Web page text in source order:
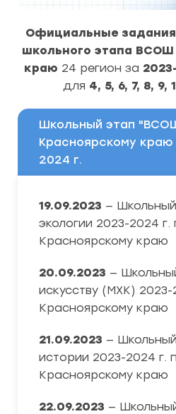
Официальные
школьного этапа ВСОШ
краю 24 регион за
для 4, 5, 6, 7, 8, 9,
Школьный этап
Красноярскому краю
2024 г.
19.09.2023 —
экологии 2023-2024 г.
Красноярскому краю
20.09.2023 —
искусству (МХК) 2023-
Красноярскому краю
21.09.2023 —
истории 2023-2024 г.
Красноярскому краю
22.09.2023 —